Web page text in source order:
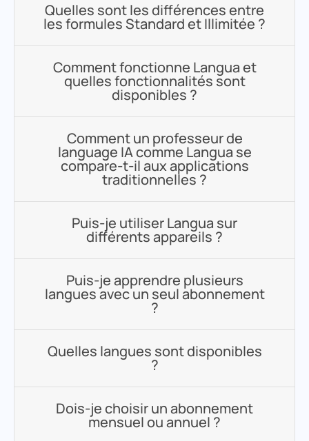
Quelles sont les différences entre
les formules Standard et Illimitée ?
Comment fonctionne Langua et
quelles fonctionnalités sont
disponibles ?
Comment un professeur de
language IA comme Langua se
compare-t-il aux applications
traditionnelles ?
Puis-je utiliser Langua sur
différents appareils ?
Puis-je apprendre plusieurs
langues avec un seul abonnement
?
Quelles langues sont disponibles
?
Dois-je choisir un abonnement
mensuel ou annuel ?